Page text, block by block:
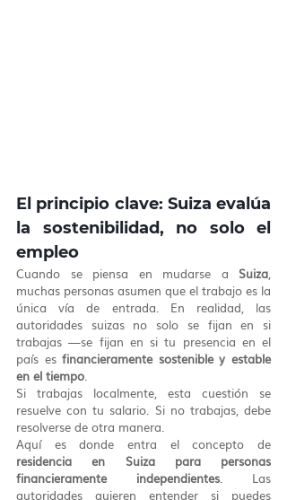
El principio clave: Suiza evalúa
la sostenibilidad, no solo el
empleo
Cuando se piensa en mudarse a Suiza,
muchas personas asumen que el trabajo es la
única vía de entrada. En realidad, las
autoridades suizas no solo se fijan en si
trabajas —se fijan en si tu presencia en el
país es financieramente sostenible y estable
en el tiempo.
Si trabajas localmente, esta cuestión se
resuelve con tu salario. Si no trabajas, debe
resolverse de otra manera.
residencia en Suiza para personas
financieramente independientes. Las
autoridades quieren entender si puedes